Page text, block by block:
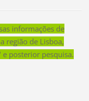
informações de
região de Lisboa,
e posterior pesquisa.